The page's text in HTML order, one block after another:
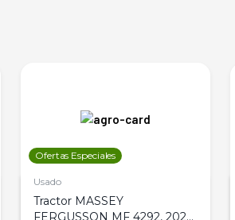
Ofertas Especiales
Usado
Tractor MASSEY
FERGUSSON MF 4292, 2020,